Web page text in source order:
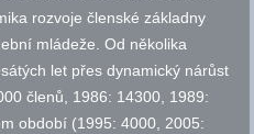
rozvoje členské základny
mládeže. Od několika
let přes dynamický nárůst
členů, 1986: 14300, 1989:
období (1995: 4000, 2005: